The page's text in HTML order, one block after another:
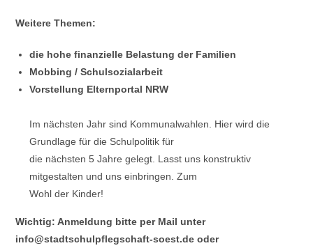
Weitere Themen:
die hohe finanzielle Belastung der Familien
Mobbing / Schulsozialarbeit
Vorstellung Elternportal NRW
Im nächsten Jahr sind Kommunalwahlen. Hier wird die
Grundlage für die Schulpolitik für
die nächsten 5 Jahre gelegt. Lasst uns konstruktiv
mitgestalten und uns einbringen. Zum
Wohl der Kinder!
Wichtig: Anmeldung bitte per Mail unter
info@stadtschulpflegschaft-soest.de oder